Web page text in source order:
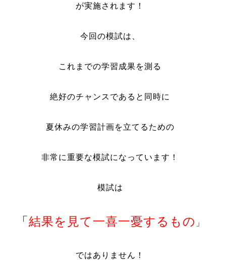
が実施されます！
今回の模試は、
これまでの学習成果を測る
絶好のチャンスであると同時に
夏休みの学習計画を立てるための
非常に重要な模試になっています！
模試は
「 結果を見て一喜一憂するもの 」
ではありません！